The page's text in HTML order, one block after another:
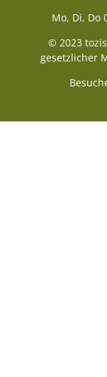
Mo, Di, Do
© 2023
gesetzlicher